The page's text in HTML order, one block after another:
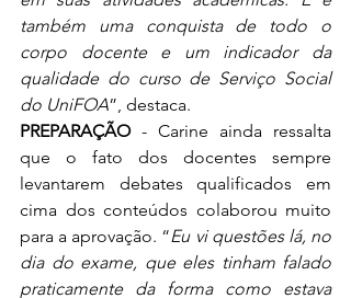
também uma conquista de todo o
corpo docente e um indicador da
qualidade do curso de Serviço Social
do UniFOA”, destaca.
PREPARAÇÃO - Carine ainda ressalta
que o fato dos docentes sempre
levantarem debates qualificados em
cima dos conteúdos colaborou muito
para a aprovação. “Eu vi questões lá, no
dia do exame, que eles tinham falado
praticamente da forma como estava